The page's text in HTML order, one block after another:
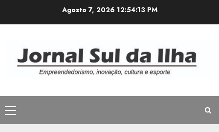
Agosto 7, 2026 12:54:14 PM
Menu
principal